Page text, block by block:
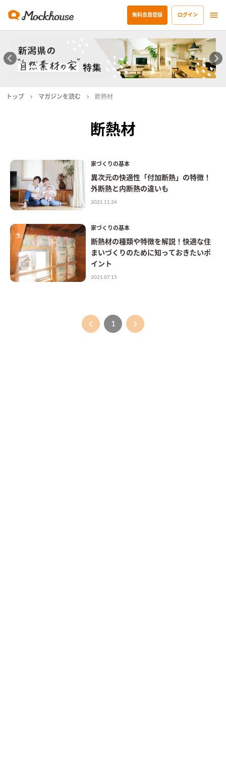
無料会員登録 ログイン
トップ マガジンを読む 断熱材
断熱材
家づくりの基本
異次元の快適性「付加断熱」の特徴！
外断熱と内断熱の違いも
2021.11.24
家づくりの基本
断熱材の種類や特徴を解説！快適な住
まいづくりのために知っておきたいポ
イント
2021.07.15
1